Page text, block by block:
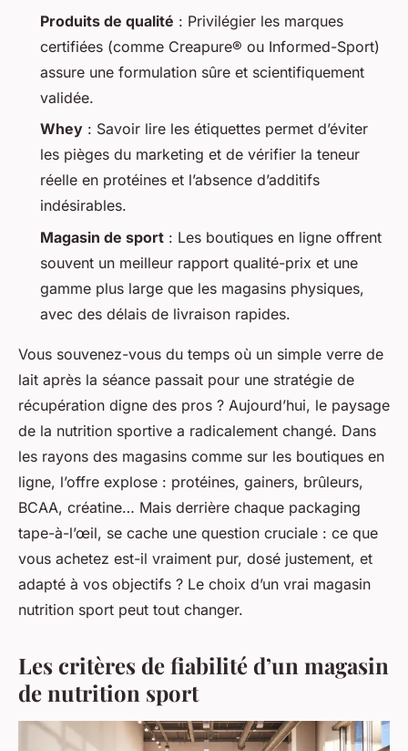
Produits de qualité : Privilégier les marques
certifiées (comme Creapure® ou Informed-Sport)
assure une formulation sûre et scientifiquement
validée.
Whey : Savoir lire les étiquettes permet d’éviter
les pièges du marketing et de vérifier la teneur
réelle en protéines et l’absence d’additifs
indésirables.
Magasin de sport : Les boutiques en ligne offrent
souvent un meilleur rapport qualité-prix et une
gamme plus large que les magasins physiques,
avec des délais de livraison rapides.
Vous souvenez-vous du temps où un simple verre de
lait après la séance passait pour une stratégie de
récupération digne des pros ? Aujourd’hui, le paysage
de la nutrition sportive a radicalement changé. Dans
les rayons des magasins comme sur les boutiques en
ligne, l’offre explose : protéines, gainers, brûleurs,
BCAA, créatine… Mais derrière chaque packaging
tape-à-l’œil, se cache une question cruciale : ce que
vous achetez est-il vraiment pur, dosé justement, et
adapté à vos objectifs ? Le choix d’un vrai magasin
nutrition sport peut tout changer.
Les critères de fiabilité d’un magasin
de nutrition sport